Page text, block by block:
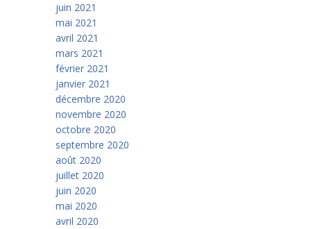
juin 2021
mai 2021
avril 2021
mars 2021
février 2021
janvier 2021
décembre 2020
novembre 2020
octobre 2020
septembre 2020
août 2020
juillet 2020
juin 2020
mai 2020
avril 2020